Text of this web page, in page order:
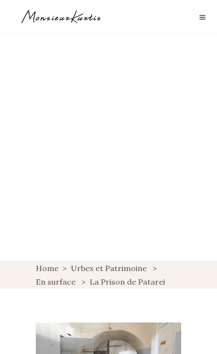
Home > Urbex et Patrimoine
>
En surface
> La Prison de Patarei